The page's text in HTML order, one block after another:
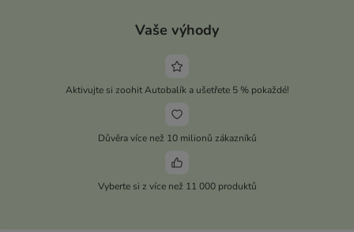
Vaše výhody
Aktivujte si zoohit Autobalík a ušetřete 5 % pokaždé!
Důvěra více než 10 milionů zákazníků
Vyberte si z více než 11 000 produktů